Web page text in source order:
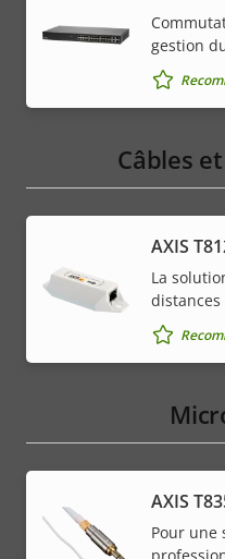
gestion
Câbles
AXIS
La
distances
AXIS
Pour une